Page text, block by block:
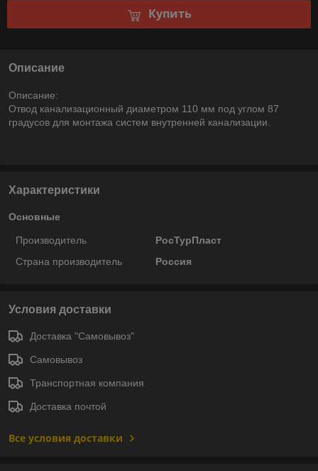
Купить
Описание
Описание:
Отвод канализационный диаметром 110 мм под углом 87
градусов для монтажа систем внутренней канализации.
Характеристики
Основные
Производитель
РосТурПласт
Страна производитель
Россия
Условия доставки
Доставка "Самовывоз"
Самовывоз
Транспортная компания
Доставка почтой
Все условия доставки